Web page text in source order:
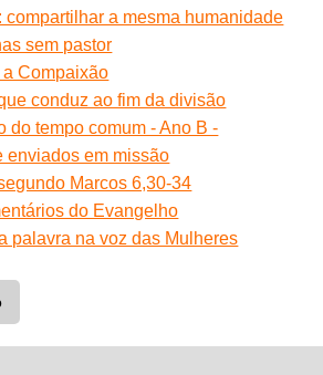
compartilhar a mesma humanidade
sem pastor
Compaixão
conduz ao fim da divisão
do tempo comum - Ano B -
enviados em missão
Marcos 6,30-34
do Evangelho
palavra na voz das Mulheres